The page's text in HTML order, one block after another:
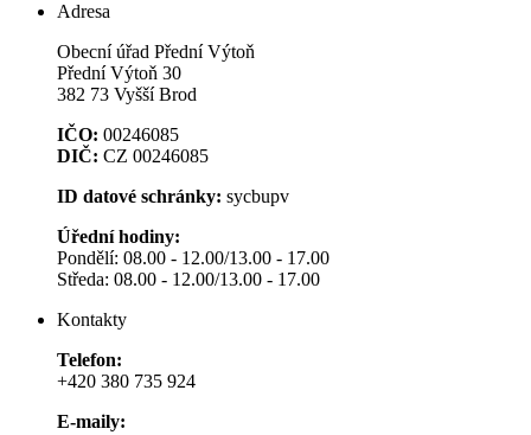
Adresa
Obecní úřad Přední Výtoň
Přední Výtoň 30
382 73 Vyšší Brod
IČO: 00246085
DIČ: CZ 00246085
ID datové schránky: sycbupv
Úřední hodiny:
Pondělí: 08.00 - 12.00/13.00 - 17.00
Středa: 08.00 - 12.00/13.00 - 17.00
Kontakty
Telefon:
+420 380 735 924
E-maily: